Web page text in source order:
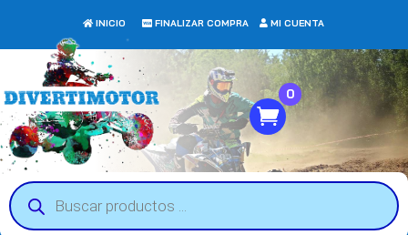
INICIO FINALIZAR COMPRA MI CUENTA
Búsqueda
de
productos
0